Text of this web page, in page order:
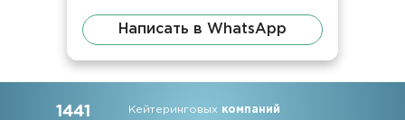
Написать в WhatsApp
1441 Кейтеринговых компаний